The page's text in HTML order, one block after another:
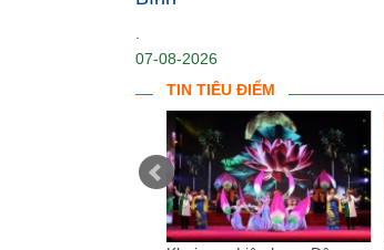
.
07-08-2026
TIN TIÊU ĐIỂM